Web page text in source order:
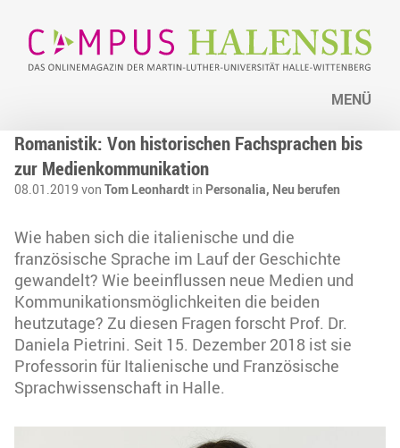
MENÜ
Romanistik: Von historischen Fachsprachen bis
zur Medienkommunikation
08.01.2019 von Tom Leonhardt in Personalia, Neu berufen
Wie haben sich die italienische und die
französische Sprache im Lauf der Geschichte
gewandelt? Wie beeinflussen neue Medien und
Kommunikationsmöglichkeiten die beiden
heutzutage? Zu diesen Fragen forscht Prof. Dr.
Daniela Pietrini. Seit 15. Dezember 2018 ist sie
Professorin für Italienische und Französische
Sprachwissenschaft in Halle.